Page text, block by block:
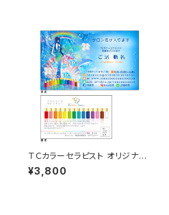
ＴＣカラーセラピスト オリジナル
名刺 50枚
¥3,800